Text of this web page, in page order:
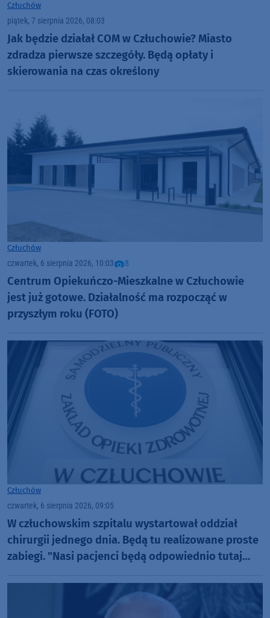
Człuchów
piątek, 7 sierpnia 2026, 08:03
Jak będzie działał COM w Człuchowie? Miasto
zdradza pierwsze szczegóły. Będą opłaty i
skierowania na czas określony
Człuchów
czwartek, 6 sierpnia 2026, 10:03 8
Centrum Opiekuńczo-Mieszkalne w Człuchowie
jest już gotowe. Działalność ma rozpocząć w
przyszłym roku (FOTO)
Człuchów
czwartek, 6 sierpnia 2026, 09:05
W człuchowskim szpitalu wystartował oddział
chirurgii jednego dnia. Będą tu realizowane proste
zabiegi. "Nasi pacjenci będą odpowiednio tutaj